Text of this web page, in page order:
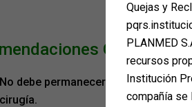
Generales
No debe permanecer sola(o) en su
cirugía.
Quejas y
PLANMED
recursos
Institución
compañía se